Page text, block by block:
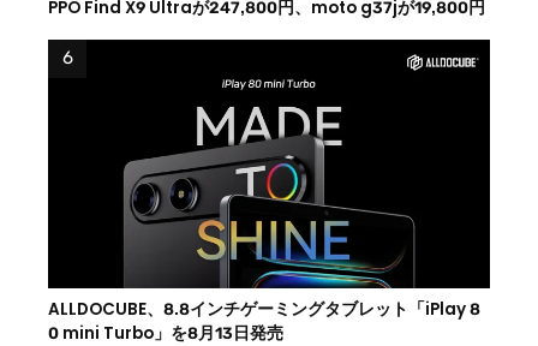
PPO Find X9 Ultraが247,800円、moto g37jが19,800円
ALLDOCUBE、8.8インチゲーミングタブレット「iPlay 8
0 mini Turbo」を8月13日発売